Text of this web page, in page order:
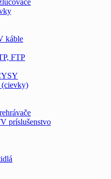
káble
FTP
(cievky)
príslušenstvo